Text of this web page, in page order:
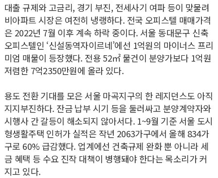
대출 규제와 고금리, 경기 부진, 전세사기 여파 등이 맞물려
비아파트 시장은 여전히 냉랭하다. 전국 오피스텔 매매가격
은 2022년 7월 이후 계속 하락 중이다. 서울 동대문구 신축
오피스텔인 ‘신설동역자이르네’에선 1억원의 마이너스 프리
미엄 매물이 등장했다. 전용 52㎡ 물건이 분양가보다 1억원
저렴한 7억2350만원에 올라 있다.
용도 전환 기대를 모은 서울 마곡지구의 한 레지던스도 아직
지지부진하다. 잔금 납부 시기 등을 둘러싸고 분양계약자와
시행사 간 갈등이 해소되지 않아서다. 1~9월 기준 서울 도시
형생활주택 인허가 실적은 작년 2063가구에서 올해 834가
구로 60% 급감했다. 업계에선 건축규제 완화 뿐 아니라 세
금 혜택 등 수요 진작 대책이 병행돼야 한다는 목소리가 커
지고 있다.